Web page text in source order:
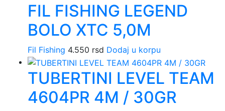
FIL FISHING LEGEND
BOLO XTC 5,0M
Fil Fishing 4.550 rsd Dodaj u korpu
TUBERTINI LEVEL TEAM
4604PR 4M / 30GR